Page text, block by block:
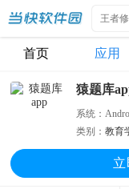
首页 应用
猿题库
系统：
类别：教育